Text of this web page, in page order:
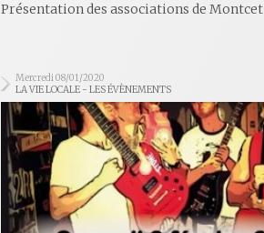
Présentation des associations de Montcet
Mercredi 08/01/2020
LA VIE LOCALE - LES ÉVÈNEMENTS